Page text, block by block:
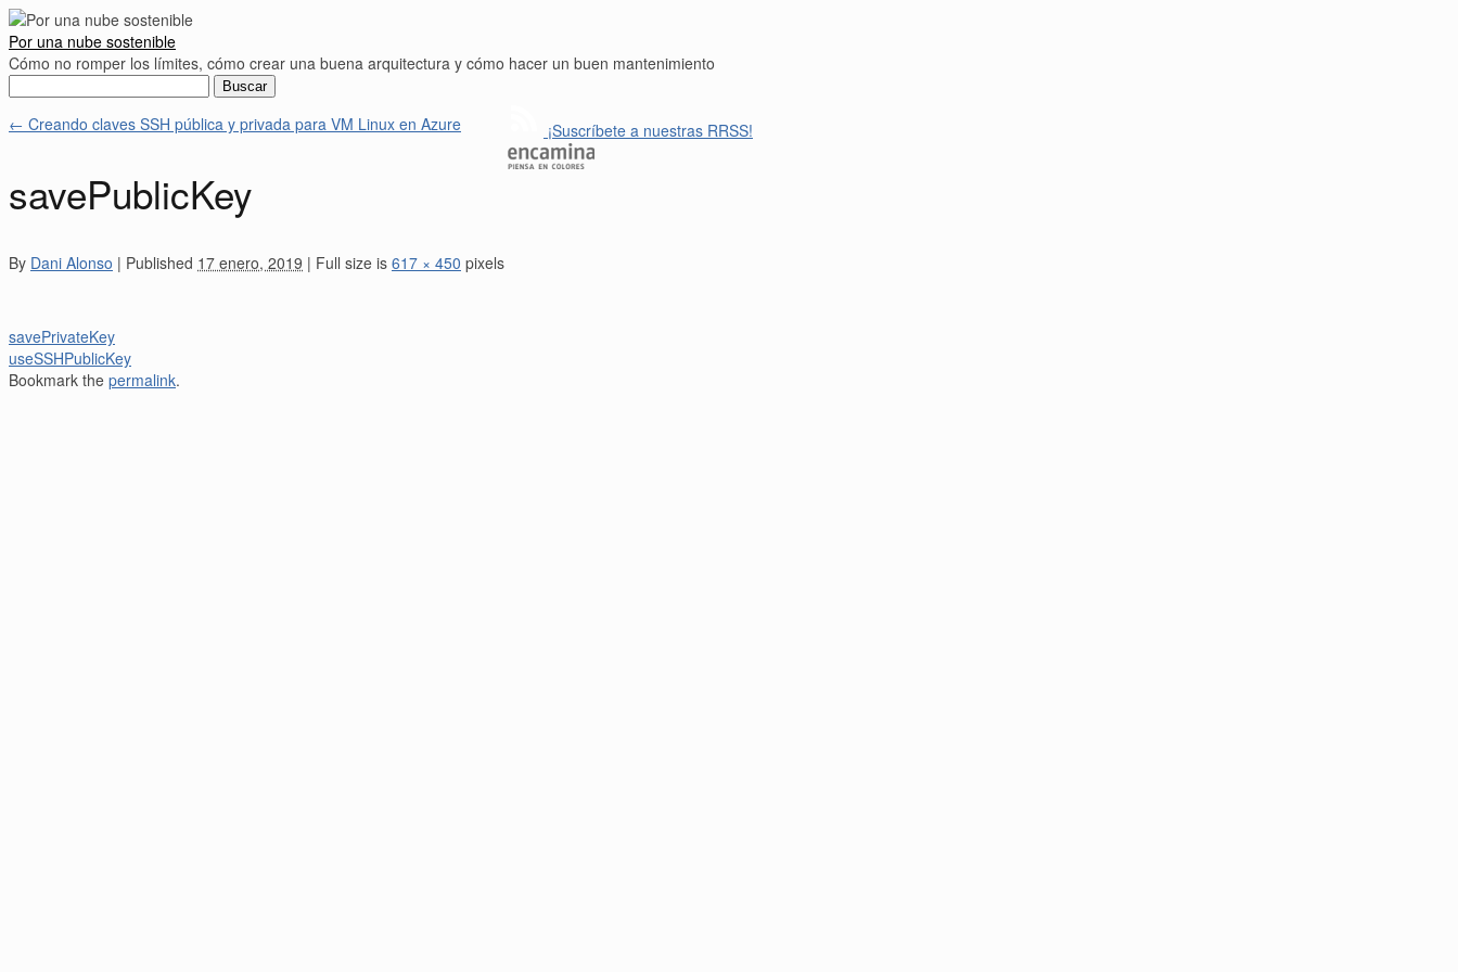
Por una nube sostenible
Cómo no romper los límites, cómo crear una buena arquitectura y cómo hacer un buen mantenimiento
← Creando claves SSH pública y privada para VM Linux en Azure
savePublicKey
By Dani Alonso | Published 17 enero, 2019 | Full size is 617 × 450 pixels
savePrivateKey
useSSHPublicKey
Bookmark the permalink.
¡Suscríbete a nuestras RRSS!